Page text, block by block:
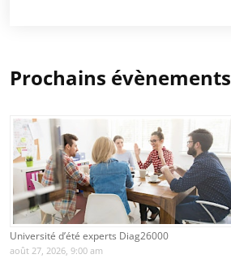
Prochains évènements
Université d’été experts Diag26000
août 27, 2026, 9:00 am